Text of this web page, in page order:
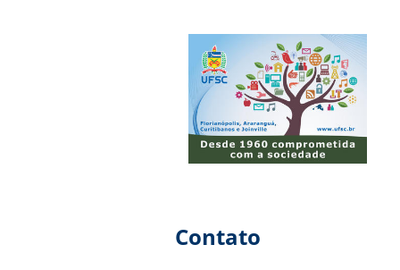
Contato